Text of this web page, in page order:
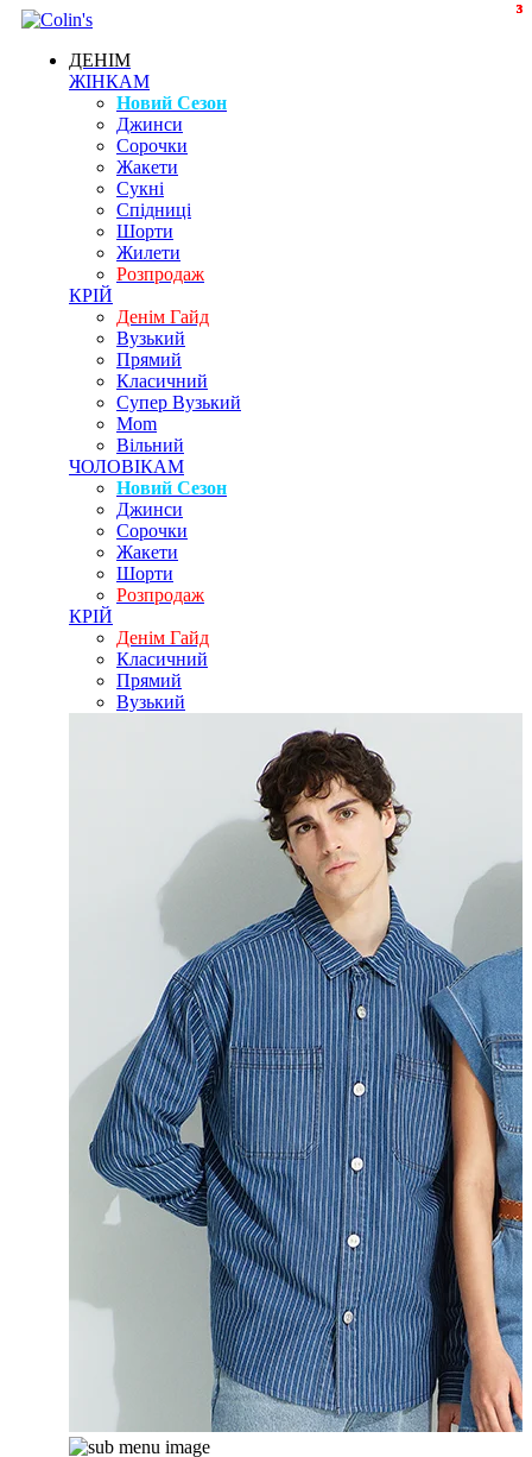
ДЕНІМ
ЖІНКАМ
Новий Сезон
Джинси
Сорочки
Жакети
Сукні
Спідниці
Шорти
Жилети
Розпродаж
КРІЙ
Денім Гайд
Вузький
Прямий
Класичний
Супер Вузький
Mom
Вільний
ЧОЛОВІКАМ
Новий Сезон
Джинси
Сорочки
Жакети
Шорти
Розпродаж
КРІЙ
Денім Гайд
Класичний
Прямий
Вузький
3
3
3
3
3